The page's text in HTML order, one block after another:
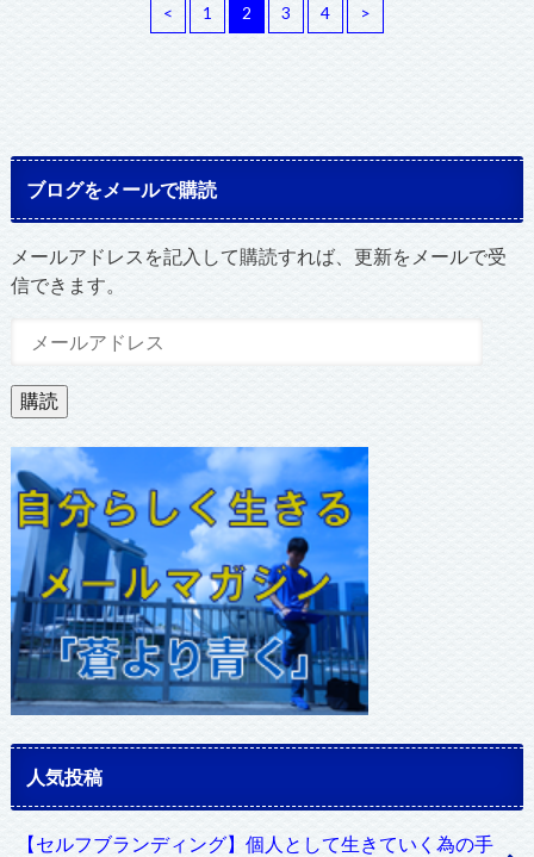
< 1 2 3 4 >
ブログをメールで購読
メールアドレスを記入して購読すれば、更新をメールで受
信できます。
ル
ア
ド
レ
ス
購読
人気投稿
【セルフブランディング】個人として生きていく為の手